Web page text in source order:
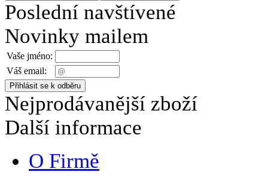
Poslední navštívené
Novinky mailem
Vaše jméno:
Váš email:
Nejprodávanější zboží
Další informace
O Firmě